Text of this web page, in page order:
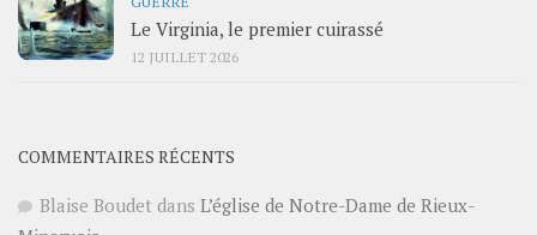
Le Virginia, le premier cuirassé
12 JUILLET 2026
COMMENTAIRES RÉCENTS
Blaise Boudet dans L’église de Notre-Dame de Rieux-